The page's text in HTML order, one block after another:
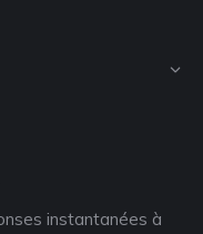
instantanées à